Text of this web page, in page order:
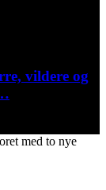
vildere og
med to nye